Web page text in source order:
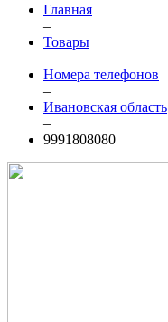
Главная
–
Товары
–
Номера телефонов
–
Ивановская область
–
9991808080